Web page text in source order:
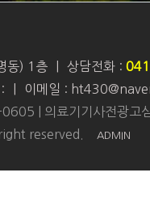
동) 1층 상담전화 :
이메일 :
| 의료기기사전광고
reserved.
ADMIN